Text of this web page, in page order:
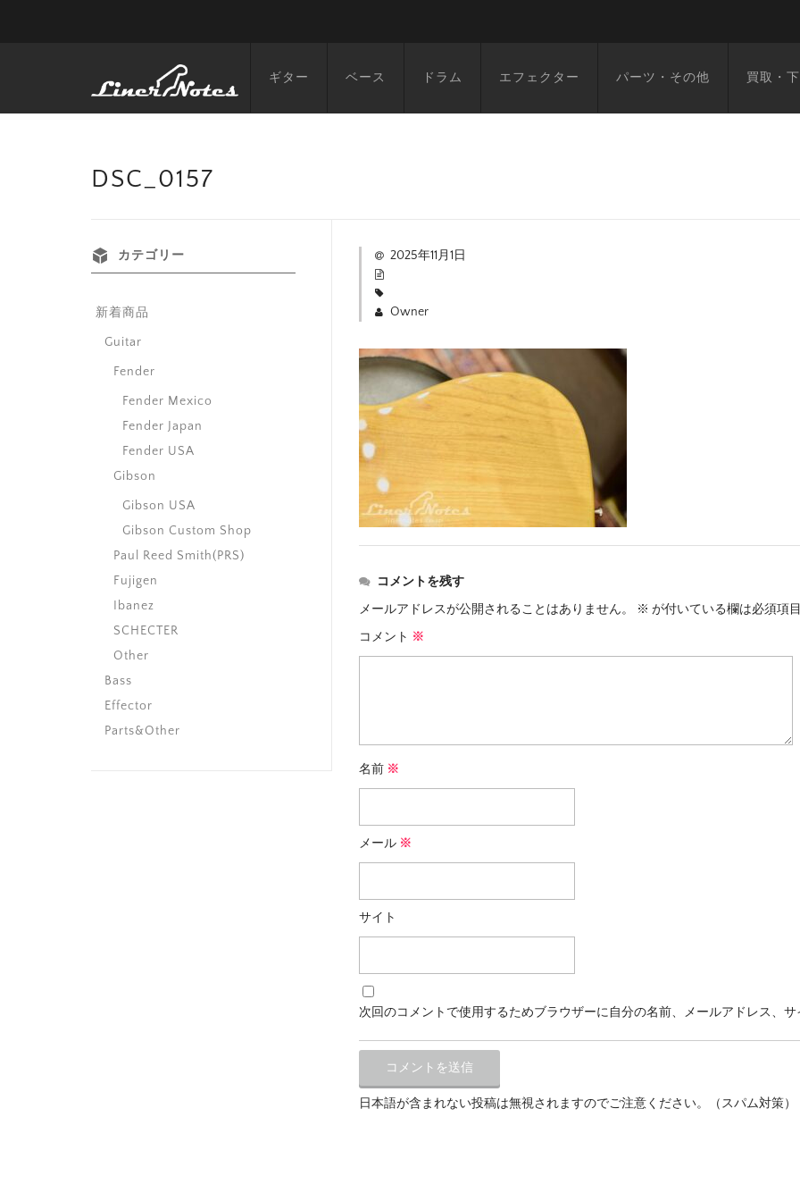
ギター ベース ドラム エフェクター パーツ・その他 買取・
DSC_0157
2025年11月1日
Owner
コメントを残す
メールアドレスが公開されることはありません。
※ が付いている欄は必須項
コメント ※
名前 ※
メール ※
サイト
次回のコメントで使用するためブラウザーに自分の名前、メールアドレス、
日本語が含まれない投稿は無視されますのでご注意ください。（スパム対策）
カテゴリー
新着商品
Guitar
Fender
Fender Mexico
Fender Japan
Fender USA
Gibson
Gibson USA
Gibson Custom Shop
Paul Reed Smith(PRS)
Fujigen
Ibanez
SCHECTER
Other
Bass
Effector
Parts&Other